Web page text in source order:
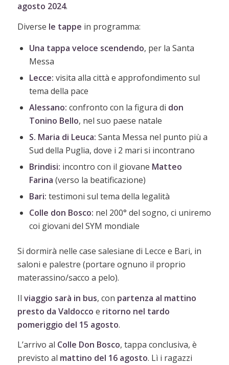
agosto 2024.
Diverse le tappe in programma:
Una tappa veloce scendendo, per la Santa
Messa
Lecce: visita alla città e approfondimento sul
tema della pace
Alessano: confronto con la figura di don
Tonino Bello, nel suo paese natale
S. Maria di Leuca: Santa Messa nel punto più a
Sud della Puglia, dove i 2 mari si incontrano
Brindisi: incontro con il giovane Matteo
Farina (verso la beatificazione)
Bari: testimoni sul tema della legalità
Colle don Bosco: nel 200° del sogno, ci uniremo
coi giovani del SYM mondiale
Si dormirà nelle case salesiane di Lecce e Bari, in
saloni e palestre (portare ognuno il proprio
materassino/sacco a pelo).
Il viaggio sarà in bus, con partenza al mattino
presto da Valdocco e ritorno nel tardo
pomeriggio del 15 agosto.
L’arrivo al Colle Don Bosco, tappa conclusiva, è
previsto al mattino del 16 agosto. Lì i ragazzi